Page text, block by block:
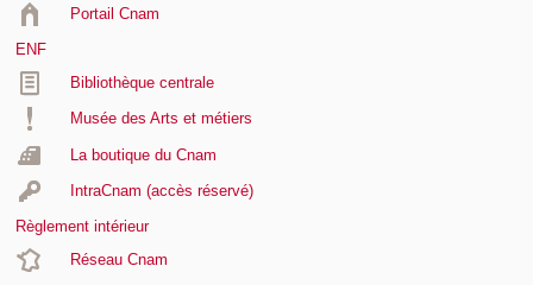
Portail Cnam
ENF
Bibliothèque centrale
Musée des Arts et métiers
La boutique du Cnam
IntraCnam (accès réservé)
Règlement intérieur
Réseau Cnam